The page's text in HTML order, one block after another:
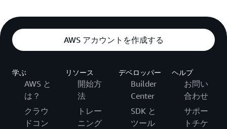
AWS アカウントを作成する
学ぶ
AWS と
は？
クラウ
ドコン
リソース
開始方
法
トレー
ニング
デベロッパー
Builder
Center
SDK と
ツール
ヘルプ
お問い
合わせ
サポー
トチケ